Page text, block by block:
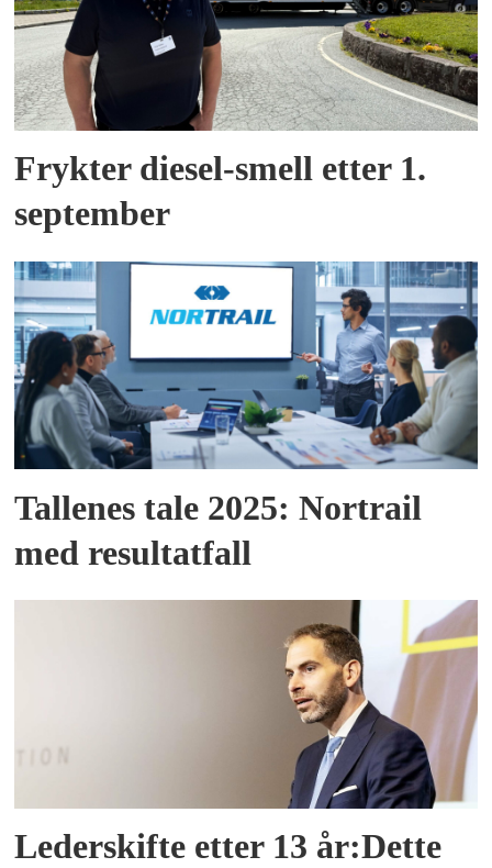
Frykter diesel-smell etter 1.
september
Tallenes tale 2025: Nortrail
med resultatfall
Lederskifte etter 13 år:Dette